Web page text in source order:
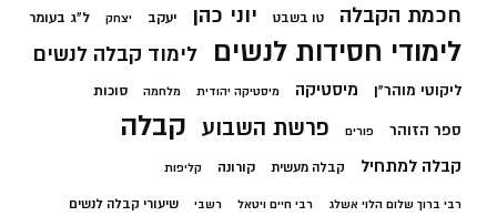
חכמת הקבלה טו בשבט יוני כהן יעקב יצחק ל"ג בעומר
לימודי חסידות לנשים לימוד קבלה לנשים
ליקוטי מוהר"ן מיסטיקה מיסטיקה יהודית מלחמה סוכות
ספר הזוהר פורים פרשת השבוע קבלה
קבלה למתחיל קבלה מעשית קורונה קליפות
רבי ברוך שלום הלוי אשלג רבי חיים ויטאל רשבי שיעורי קבלה לנשים